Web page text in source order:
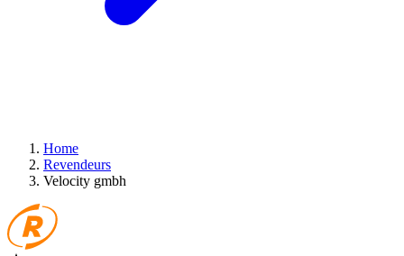
Home
Revendeurs
Velocity gmbh